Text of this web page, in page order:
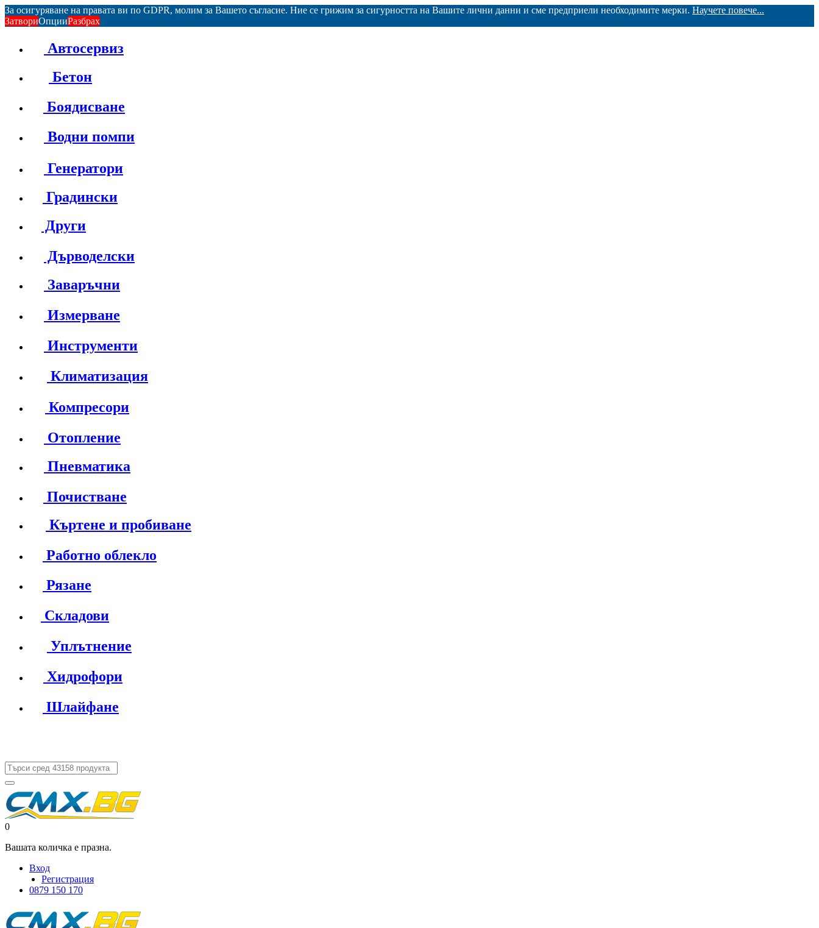
За осигуряване на правата ви по GDPR, молим за Вашето съгласие. Ние се грижим за сигурността на Вашите лични данни и сме предприели необходимите мерки. Научете повече...
ЗатвориОпцииРазбрах
Автосервиз
Бетон
Боядисване
Водни помпи
Генератори
Градински
Други
Дърводелски
Заваръчни
Измерване
Инструменти
Климатизация
Компресори
Отопление
Пневматика
Почистване
Къртене и пробиване
Работно облекло
Рязане
Складови
Уплътнение
Хидрофори
Шлайфане
0
Вашата количка е празна.
Вход
Регистрация
0879 150 170